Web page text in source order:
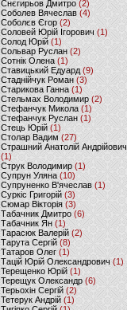
Снєгирьов Дмитро (2)
Соболев Вячеслав (4)
Соболєв Єгор(2)
Соловей Юрій Ігорович (1)
Солод Юрій (1)
Сольвар Руслан (2)
Сотнік Олена(1)
Ставицький Едуард (9)
Стаднійчук Роман(3)
Старикова Ганна (1)
Стельмах Володимир(2)
Стефанчук Микола (1)
Стефанчук Руслан (1)
Стець Юрій (1)
Столар Вадим(27)
Страшний Анатолій Андрійович
(1)
Струк Володимир (1)
Супрун Уляна (10)
Супруненко В'ячеслав (1)
Суркіс Григорій (3)
Сюмар Вікторія (3)
Табачник Дмитро (6)
Табачник Ян(1)
Тарасюк Валерій (2)
Тарута Сергій (8)
Татаров Олег(1)
Тацій Юрій Олександрович(1)
Терещенко Юрій(1)
Терещук Олександр(6)
Терьохін Сергій (2)
Тетерук Андрій (1)